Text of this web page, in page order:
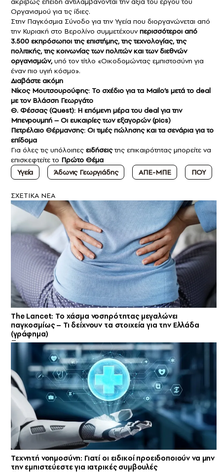
Οργανισμού για τις ίδιες.
Στην Παγκόσμια Σύνοδο για την Υγεία που διοργανώνεται από
την Κυριακή στο Βερολίνο συμμετέχουνπερισσότεροι από
3.500 εκπρόσωποι της επιστήμης, της τεχνολογίας, της
πολιτικής, της κοινωνίας των πολιτώνκαι των διεθνών
οργανισμών,υπό τον τίτλο «Οικοδομώντας εμπιστοσύνη για
έναν πιο υγιή κόσμο».
Διαβάστε ακόμη
Νίκος Μουτσουρούφης: Το σχέδιο για τα Mailo’s μετά το deal
με τον Βλάσση Γεωργάτο
Θ. Φέσσας (Quest): Η επόμενη μέρα του deal για την
Μπενρουμπή – Οι ευκαιρίες των εξαγορών (pics)
Πετρέλαιο Θέρμανσης: Οι τιμές πώλησης και τα σενάρια για το
επίδομα
Για όλες τις υπόλοιπες ειδήσεις της επικαιρότητας μπορείτε να
επισκεφτείτε το Πρώτο Θέμα
Υγεία
Άδωνις Γεωργιάδης ΑΠΕ-ΜΠΕ ΠΟΥ
ΣXETIKA NEA
The Lancet: Το χάσμα νοσηρότητας μεγαλώνει
παγκοσμίως – Τι δείχνουν τα στοιχεία για την Ελλάδα
(γράφημα)
Τεχνητή νοημοσύνη: Γιατί οι ειδικοί προειδοποιούν να μην
την εμπιστεύεστε για ιατρικές συμβουλές